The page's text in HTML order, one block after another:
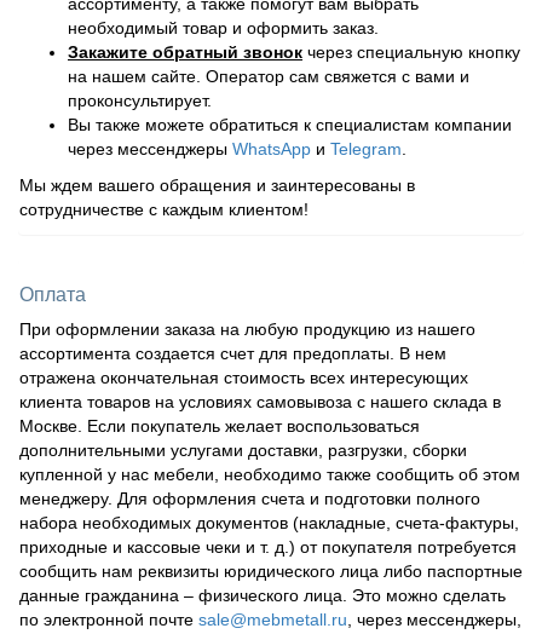
необходимый товар и оформить заказ.
Закажите обратный звонок через специальную кнопку
на нашем сайте. Оператор сам свяжется с вами и
проконсультирует.
Вы также можете обратиться к специалистам компании
через мессенджеры WhatsApp и Telegram
Мы ждем вашего обращения и заинтересованы в
сотрудничестве с каждым клиентом!
Оплата
При оформлении заказа на любую продукцию из нашего
ассортимента создается счет для предоплаты. В нем
отражена окончательная стоимость всех интересующих
клиента товаров на условиях самовывоза с нашего склада в
Москве. Если покупатель желает воспользоваться
дополнительными услугами доставки, разгрузки, сборки
купленной у нас мебели, необходимо также сообщить об этом
менеджеру. Для оформления счета и подготовки полного
набора необходимых документов (накладные, счета-фактуры,
приходные и кассовые чеки и т. д.) от покупателя потребуется
сообщить нам реквизиты юридического лица либо паспортные
данные гражданина – физического лица. Это можно сделать
по электронной почте sale@mebmetall.ru , через мессенджеры,